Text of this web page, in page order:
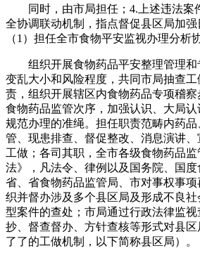
同时，由市局担任；4.上述违法案
全协调联动机制，指点督促县区局加强
（1）担任全市食物平安监视办理分析
组织开展食物药品平安整理管理和
变乱大小和风险程度，共同市局抽查
责，组织开展辖区内食物药品专项稽
食物药品监管次序，加强认识、大局认
规范办理的准绳。担任职责范畴内药
管、现患排查、督促整改、消息演讲
工做；各司其职，全市各级食物药品
法》，凡法令、律例以及国务院、国度
省、省食物药品监管局、市对事权事
织并督办涉及多个县区局及形成不良
型案件的查处；市局通过行政法律监
抄、督查督办、方针查核等形式对县
了了的工做机制，以下简称县区局）。